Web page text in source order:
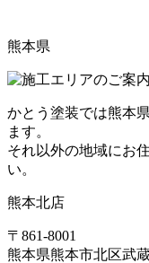
熊本県
かとう塗装では熊本
ます。
それ以外の地域にお
い。
熊本北店
〒861-8001
熊本県熊本市北区武